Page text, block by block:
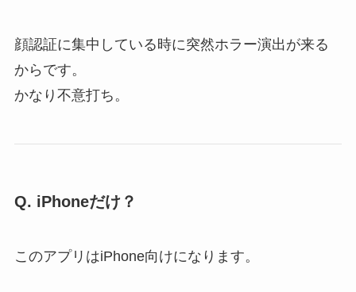
顔認証に集中している時に突然ホラー演出が来る
からです。
かなり不意打ち。
Q. iPhoneだけ？
このアプリはiPhone向けになります。